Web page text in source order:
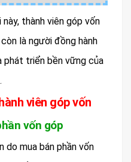
thành viên góp vốn
là người đồng hành
phát triển bền vững của
viên góp vốn
vốn góp
do mua bán phần vốn